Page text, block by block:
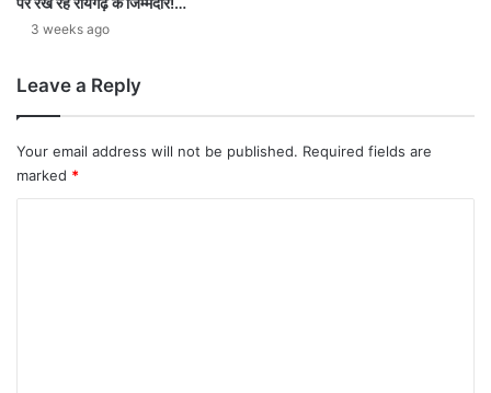
3 weeks ago
Leave a Reply
Your email address will not be published. Required fields are
marked *